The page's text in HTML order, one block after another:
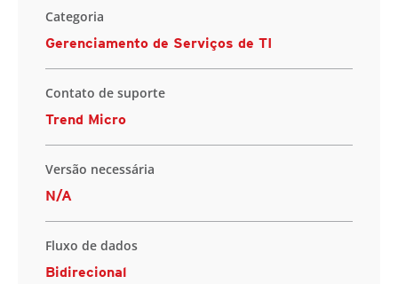
Categoria
Gerenciamento de Serviços de TI
Contato de suporte
Trend Micro
Versão necessária
N/A
Fluxo de dados
Bidirecional